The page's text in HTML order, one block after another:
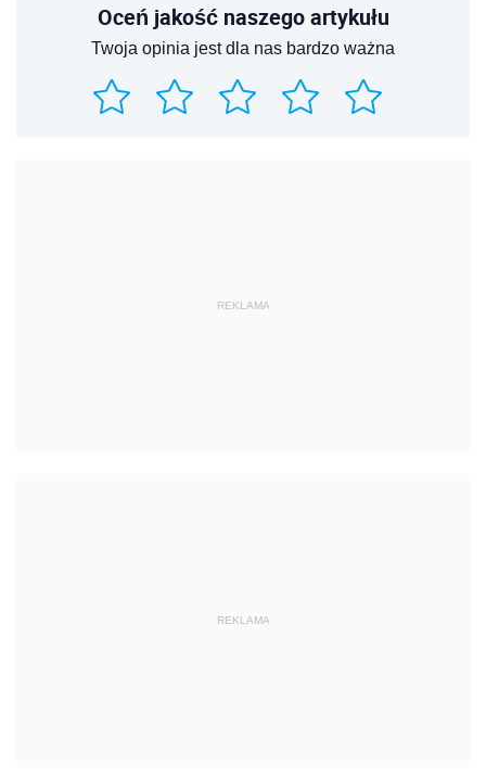
Oceń jakość naszego artykułu
Twoja opinia jest dla nas bardzo ważna
REKLAMA
REKLAMA